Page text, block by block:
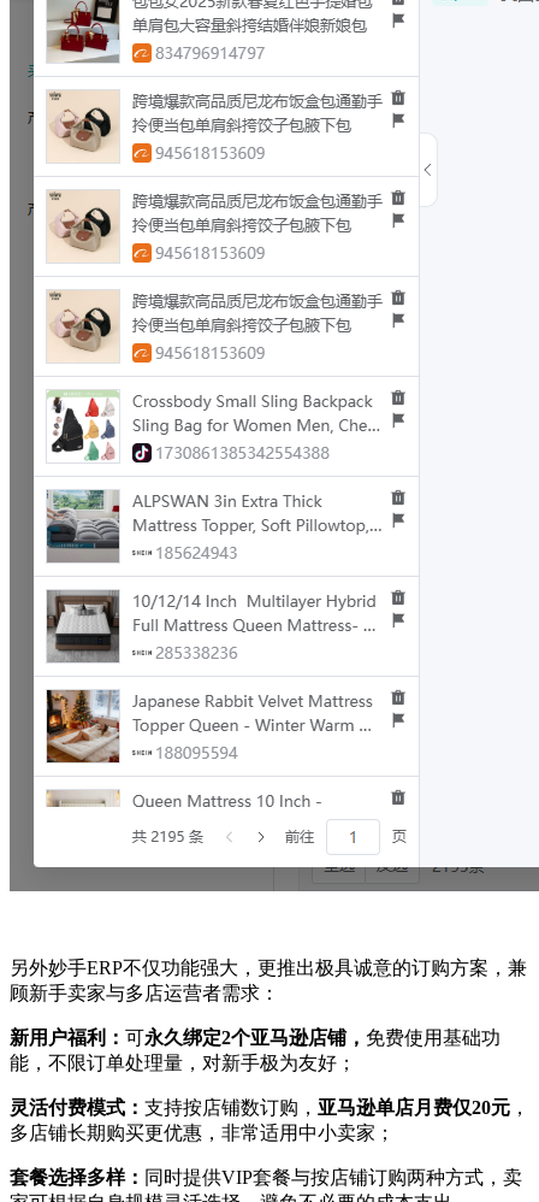
另外妙手ERP不仅功能强大，更推出极具诚意的订购方案，兼
顾新手卖家与多店运营者需求：
新用户福利： 可永久绑定2个亚马逊店铺， 免费使用基础功
能，不限订单处理量，对新手极为友好；
灵活付费模式： 支持按店铺数订购， 亚马逊单店月费仅20元 ，
多店铺长期购买更优惠，非常适用中小卖家；
套餐选择多样： 同时提供VIP套餐与按店铺订购两种方式，卖